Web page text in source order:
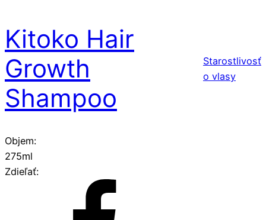
Kitoko Hair
Growth
Shampoo
Starostlivosť
o vlasy
Objem:
275ml
Zdieľať: